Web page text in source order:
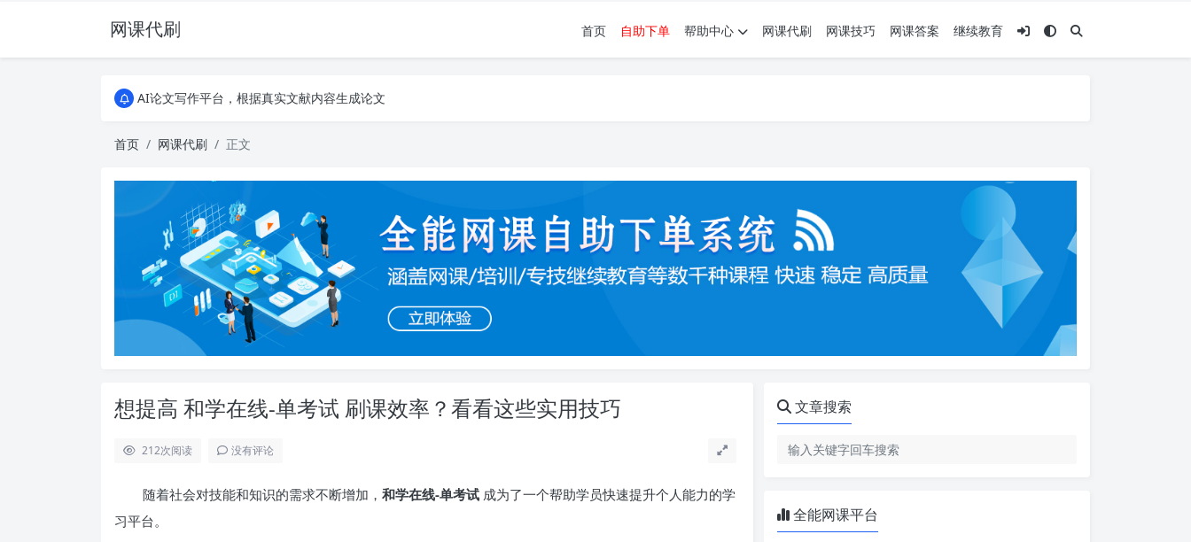
网课代刷 首页 自助下单 帮助中心 网课代刷 网课技巧 网课答案 继续教育
AI论文写作平台，根据真实文献内容生成论文
全能网课平台，大学生网课、成教、培训、继续教育。现已接入代刷代考项目3000+
全能网课平台，大学生网课、成教、培训、继续教育。现已接入代刷代考项目3000+
首页 网课代刷 正文
想提高 和学在线-单考试 刷课效率？看看这些实用技巧
212次阅读 没有评论
随着社会对技能和知识的需求不断增加， 和学在线-单考试 成为了一个帮助学员快速提升个人能力的学
习平台。
文章搜索
全能网课平台